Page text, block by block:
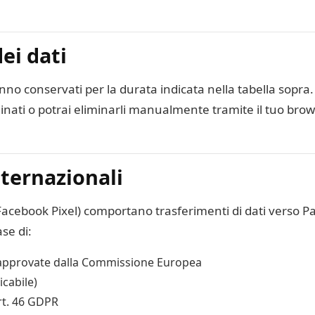
dati
conservati per la durata indicata nella tabella
o potrai eliminarli manualmente tramite il tuo
Pixel) comportano trasferimenti di dati verso
di:
dalla Commissione Europea
46 GDPR